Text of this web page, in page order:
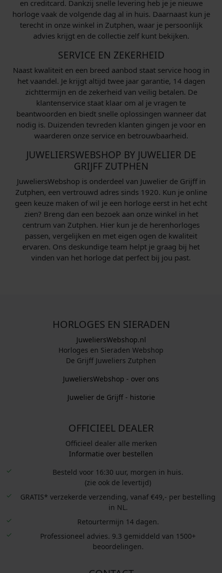
en creditcard. Dankzij snelle levering heb je je nieuwe
horloge vaak de volgende dag al in huis. Daarnaast kun je
terecht in onze winkel in Zutphen, waar je persoonlijk
advies krijgt en de collectie zelf kunt bekijken.
SERVICE EN ZEKERHEID
Naast kwaliteit en een breed aanbod staat service hoog in
het vaandel. Je krijgt altijd twee jaar garantie, 14 dagen
zichttermijn en de zekerheid van veilig betalen. De
klantenservice staat klaar om al je vragen te
beantwoorden en biedt snelle oplossingen wanneer dat
nodig is. Duizenden tevreden klanten gingen je voor en
waarderen onze service en betrouwbaarheid.
JUWELIERSWEBSHOP BY JUWELIER DE
GRIJFF ZUTPHEN
JuweliersWebshop is onderdeel van Juwelier de Grijff in
Zutphen, een vertrouwd adres sinds 1920. Kun je online
geen keuze maken of wil je een horloge eerst in het echt
zien? Breng dan een bezoek aan onze winkel in het
centrum van Zutphen. Hier kun je de herenhorloges
passen, vergelijken en met eigen ogen de kwaliteit
ervaren. Ons deskundige team helpt je graag bij het
vinden van het horloge dat perfect bij jou past.
HORLOGES EN SIERADEN
JuweliersWebshop.nl
Horloges en Sieraden Webshop
De Grijff Juweliers Zutphen
JuweliersWebshop - over ons
Juwelier de Grijff - historie
OFFICIEEL DEALER
Officieel dealer alle merken
Informatie over bestellen
Besteld voor 16:30 uur, morgen in huis.
(zie ook de levertijd)
GRATIS* verzekerde verzending, vanaf €49,- per bestelling
in NL.
Retourtermijn 14 dagen.
Professioneel advies. 9.3 gemiddeld van 1500+
beoordelingen.